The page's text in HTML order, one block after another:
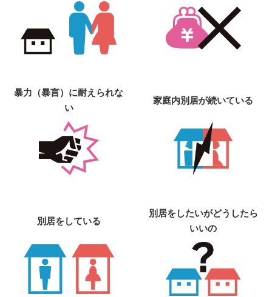
暴力（暴言）に耐えられな
い
家庭内別居が続いている
別居をしている
別居をしたいがどうしたら
いいの